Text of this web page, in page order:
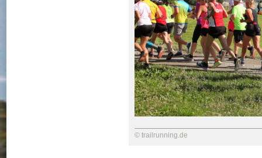
© trailrunning.de